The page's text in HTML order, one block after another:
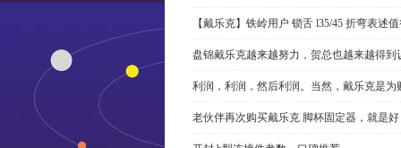
【戴乐克】铁岭用户 锁舌 l35/45 折弯表述
盘锦戴乐克越来越努力，贺总也越来越得到
利润，利润，然后利润。当然，戴乐克是为
老伙伴再次购买戴乐克 脚杯固定器，就是